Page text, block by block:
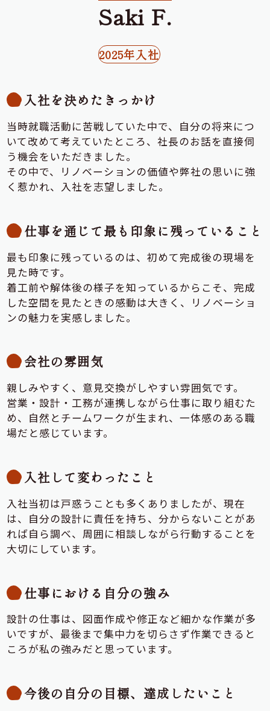
Saki F.
2025年入社
入社を決めたきっかけ
当時就職活動に苦戦していた中で、自分の将来につ
いて改めて考えていたところ、社長のお話を直接伺
う機会をいただきました。
その中で、リノベーションの価値や弊社の思いに強
く惹かれ、入社を志望しました。
仕事を通じて最も印象に残っていること
最も印象に残っているのは、初めて完成後の現場を
見た時です。
着工前や解体後の様子を知っているからこそ、完成
した空間を見たときの感動は大きく、リノベーショ
ンの魅力を実感しました。
会社の雰囲気
親しみやすく、意見交換がしやすい雰囲気です。
営業・設計・工務が連携しながら仕事に取り組むた
め、自然とチームワークが生まれ、一体感のある職
場だと感じています。
入社して変わったこと
入社当初は戸惑うことも多くありましたが、現在
は、自分の設計に責任を持ち、分からないことがあ
れば自ら調べ、周囲に相談しながら行動することを
大切にしています。
仕事における自分の強み
設計の仕事は、図面作成や修正など細かな作業が多
いですが、最後まで集中力を切らさず作業できると
ころが私の強みだと思っています。
今後の自分の目標、達成したいこと